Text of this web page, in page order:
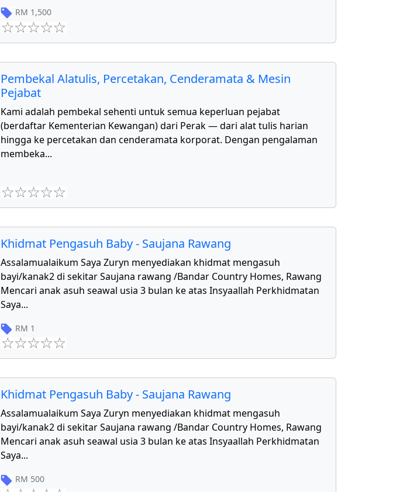
RM 1,500
Pembekal Alatulis, Percetakan, Cenderamata & Mesin
Pejabat
Kami adalah pembekal sehenti untuk semua keperluan pejabat
(berdaftar Kementerian Kewangan) dari Perak — dari alat tulis harian
hingga ke percetakan dan cenderamata korporat. Dengan pengalaman
membeka...
Khidmat Pengasuh Baby - Saujana Rawang
Assalamualaikum Saya Zuryn menyediakan khidmat mengasuh
bayi/kanak2 di sekitar Saujana rawang /Bandar Country Homes, Rawang
Mencari anak asuh seawal usia 3 bulan ke atas Insyaallah Perkhidmatan
Saya...
RM 1
Khidmat Pengasuh Baby - Saujana Rawang
Assalamualaikum Saya Zuryn menyediakan khidmat mengasuh
bayi/kanak2 di sekitar Saujana rawang /Bandar Country Homes, Rawang
Mencari anak asuh seawal usia 3 bulan ke atas Insyaallah Perkhidmatan
Saya...
RM 500